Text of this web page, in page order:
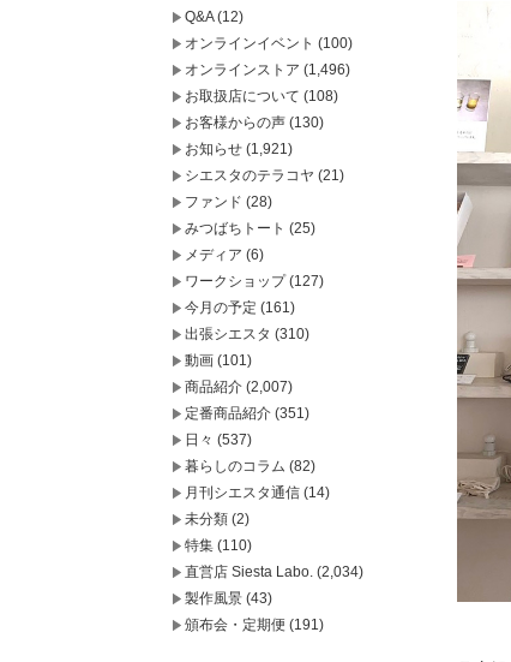
Q&A(12)
オンラインイベント (100)
オンラインストア (1,496)
お取扱店について (108)
お客様からの声 (130)
お知らせ (1,921)
シエスタのテラコヤ (21)
ファンド (28)
みつばちトート (25)
メディア (6)
ワークショップ(127)
今月の予定 (161)
出張シエスタ (310)
動画 (101)
商品紹介 (2,007)
定番商品紹介 (351)
日々 (537)
暮らしのコラム (82)
月刊シエスタ通信 (14)
未分類 (2)
特集 (110)
直営店 Siesta Labo. (2,034)
製作風景 (43)
頒布会・定期便 (191)